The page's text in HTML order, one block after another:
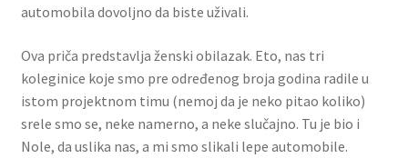
automobila dovoljno da biste uživali.
Ova priča predstavlja ženski obilazak. Eto, nas tri
koleginice koje smo pre određenog broja godina radile u
istom projektnom timu (nemoj da je neko pitao koliko)
srele smo se, neke namerno, a neke slučajno. Tu je bio i
Nole, da uslika nas, a mi smo slikali lepe automobile.